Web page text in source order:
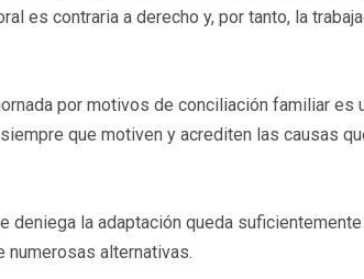
es contraria a derecho y, por tanto, la
por motivos de conciliación familiar es
que motiven y acrediten las causas
deniega la adaptación queda
alternativas.